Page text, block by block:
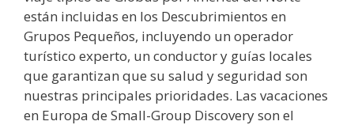
están incluidas en los Descubrimientos en
Grupos Pequeños, incluyendo un operador
turístico experto, un conductor y guías locales
que garantizan que su salud y seguridad son
nuestras principales prioridades. Las vacaciones
en Europa de Small-Group Discovery son el